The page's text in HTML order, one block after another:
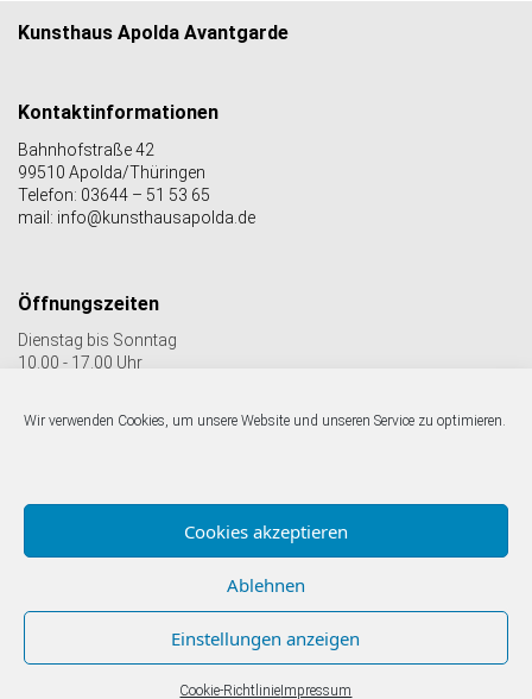
Wir verwenden Cookies, um unsere Website und unseren Service zu optimieren.
Cookies akzeptieren
Ablehnen
Einstellungen anzeigen
Cookie-Richtlinie Impressum
Kunsthaus Apolda Avantgarde
Kontaktinformationen
Bahnhofstraße 42
99510 Apolda/Thüringen
Telefon: 03644 – 51 53 65
mail: info@kunsthausapolda.de
Öffnungszeiten
Dienstag bis Sonntag
10.00 - 17.00 Uhr
© Kunstverein Apolda Avantgarde e.V.Impressum |
Datenschutz